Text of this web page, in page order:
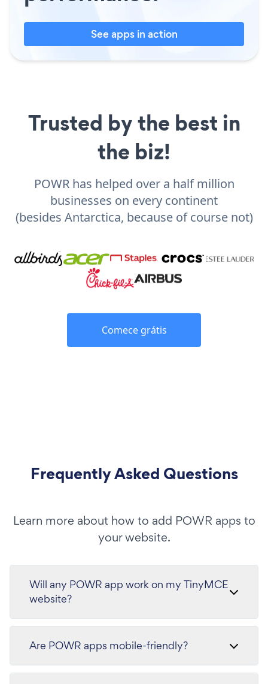
See apps in action
Trusted by the best in
the biz!
POWR has helped over a half million
businesses on every continent
(besides Antarctica, because of course not)
Comece grátis
Frequently Asked Questions
Learn more about how to add POWR apps to
your website.
Will any POWR app work on my TinyMCE
website?
Are POWR apps mobile-friendly?